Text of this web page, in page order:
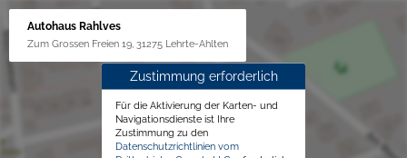
Autohaus Rahlves
Zum Grossen Freien 19, 31275 Lehrte-Ahlten
Zustimmung erforderlich
Für die Aktivierung der Karten- und
Navigationsdienste ist Ihre
Zustimmung zu den
Datenschutzrichtlinien vom